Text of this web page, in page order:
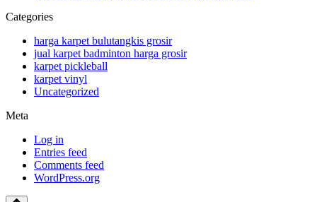
Categories
harga karpet bulutangkis grosir
jual karpet badminton harga grosir
karpet pickleball
karpet vinyl
Uncategorized
Meta
Log in
Entries feed
Comments feed
WordPress.org